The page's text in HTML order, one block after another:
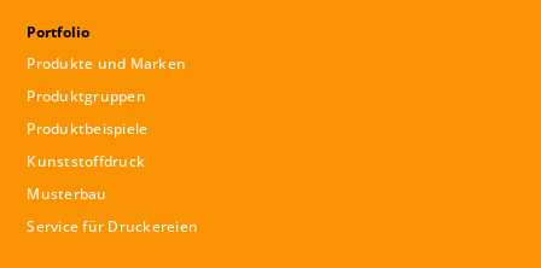
Portfolio
Produkte und Marken
Produktgruppen
Produktbeispiele
Kunststoffdruck
Musterbau
Service für Druckereien